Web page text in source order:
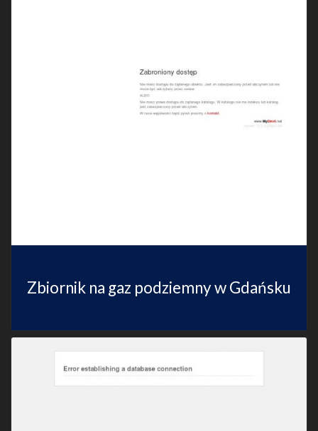
Zbiornik na gaz podziemny w Gdańsku